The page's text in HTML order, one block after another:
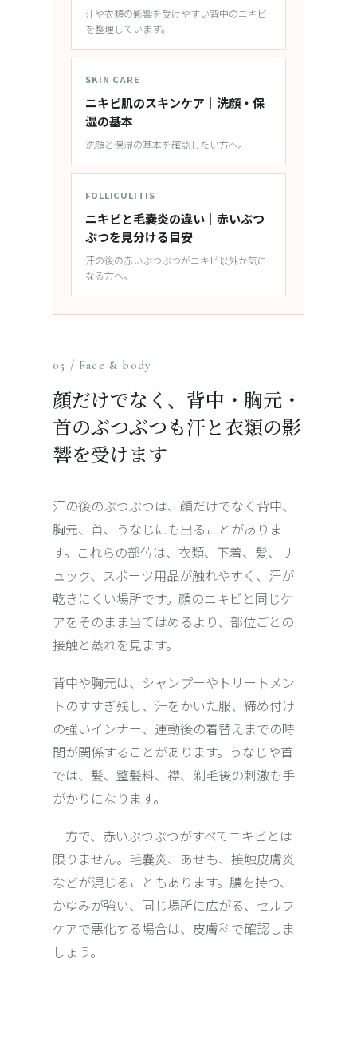
汗や衣類の影響を受けやすい背中のニキビ
を整理しています。
SKIN CARE
ニキビ肌のスキンケア｜洗顔・保
湿の基本
洗顔と保湿の基本を確認したい方へ。
FOLLICULITIS
ニキビと毛嚢炎の違い｜赤いぶつ
ぶつを見分ける目安
汗の後の赤いぶつぶつがニキビ以外か気に
なる方へ。
05 / Face & body
顔だけでなく、背中・胸元・
首のぶつぶつも汗と衣類の影
響を受けます
汗の後のぶつぶつは、顔だけでなく背中、
胸元、首、うなじにも出ることがありま
す。これらの部位は、衣類、下着、髪、リ
ュック、スポーツ用品が触れやすく、汗が
乾きにくい場所です。顔のニキビと同じケ
アをそのまま当てはめるより、部位ごとの
接触と蒸れを見ます。
背中や胸元は、シャンプーやトリートメン
トのすすぎ残し、汗をかいた服、締め付け
の強いインナー、運動後の着替えまでの時
間が関係することがあります。うなじや首
では、髪、整髪料、襟、剃毛後の刺激も手
がかりになります。
一方で、赤いぶつぶつがすべてニキビとは
限りません。 毛嚢炎、あせも、接触皮膚炎
などが混じることもあります。膿を持つ、
かゆみが強い、同じ場所に広がる、セルフ
ケアで悪化する場合は、皮膚科で確認しま
しょう。